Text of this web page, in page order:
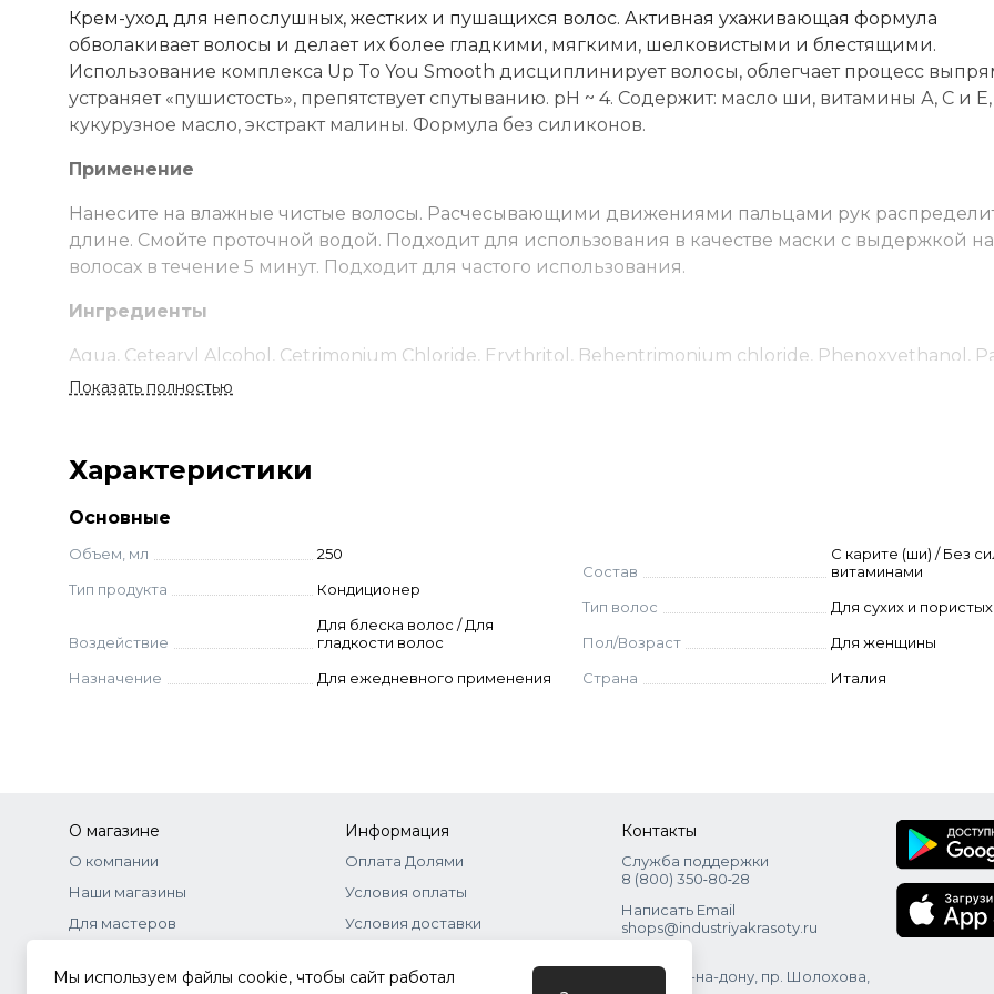
Крем-уход для непослушных, жестких и пушащихся волос. Активная ухаживающая формула
обволакивает волосы и делает их более гладкими, мягкими, шелковистыми и блестящими.
Использование комплекса Up To You Smooth дисциплинирует волосы, облегчает процесс
устраняет «пушистость», препятствует спутыванию. рН ~ 4. Содержит: масло ши, витамины А, С и Е,
кукурузное масло, экстракт малины. Формула без силиконов.
Применение
Нанесите на влажные чистые волосы. Расчесывающими движениями пальцами рук
длине. Смойте проточной водой. Подходит для использования в качестве маски с выдержкой на
волосах в течение 5 минут. Подходит для частого использования.
Ингредиенты
Aqua, Cetearyl Alcohol, Cetrimonium Chloride, Erythritol, Behentrimonium chloride, Phenoxyethanol,
Butyrospermum Parkii Butter, Isopropyl Alcohol, Ethylhexylglycerin, Hexamethylindano pyran, Linalool,
Показать полностью
Характеристики
Основные
Объем, мл
250
Тип продукта
Кондиционер
Воздействие
Для блеска волос / Для
гладкости волос
Назначение
Для ежедневного применения
Состав
С карите (ши) / Без
витаминами
Тип волос
Для сухих и
Пол/Возраст
Для женщины
Страна
Италия
О магазине
О компании
Наши магазины
Для мастеров
Оптовое сотрудничество
Информация
Оплата Долями
Условия оплаты
Условия доставки
Документы
Контакты
Служба поддержки
8 (800) 350‑80‑28
Написать Email
shops@industriyakrasoty.ru
г. Ростов-на-дону, пр. Шолохова,
Мы используем файлы cookie, чтобы сайт работал